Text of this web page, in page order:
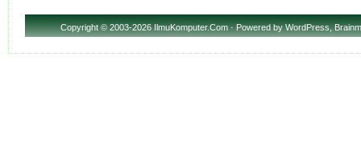
Copyright© 2003-2026 IlmuKomputer.Com · Powered byWordPress,